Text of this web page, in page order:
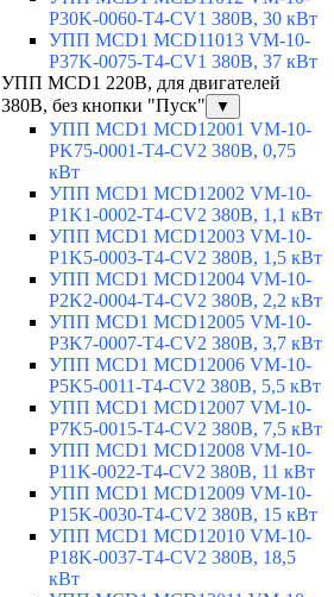
P30K-0060-T4-CV1 380В, 30 кВт
УПП MCD1 MCD11013 VM-10-
P37K-0075-T4-CV1 380В, 37 кВт
УПП MCD1 220В, для двигателей
380В, без кнопки "Пуск"
▼
УПП MCD1 MCD12001 VM-10-
PK75-0001-T4-CV2 380В, 0,75
кВт
УПП MCD1 MCD12002 VM-10-
P1K1-0002-T4-CV2 380В, 1,1 кВт
УПП MCD1 MCD12003 VM-10-
P1K5-0003-T4-CV2 380В, 1,5 кВт
УПП MCD1 MCD12004 VM-10-
P2K2-0004-T4-CV2 380В, 2,2 кВт
УПП MCD1 MCD12005 VM-10-
P3K7-0007-T4-CV2 380В, 3,7 кВт
УПП MCD1 MCD12006 VM-10-
P5K5-0011-T4-CV2 380В, 5,5 кВт
УПП MCD1 MCD12007 VM-10-
P7K5-0015-T4-CV2 380В, 7,5 кВт
УПП MCD1 MCD12008 VM-10-
P11K-0022-T4-CV2 380В, 11 кВт
УПП MCD1 MCD12009 VM-10-
P15K-0030-T4-CV2 380В, 15 кВт
УПП MCD1 MCD12010 VM-10-
P18K-0037-T4-CV2 380В, 18,5
кВт